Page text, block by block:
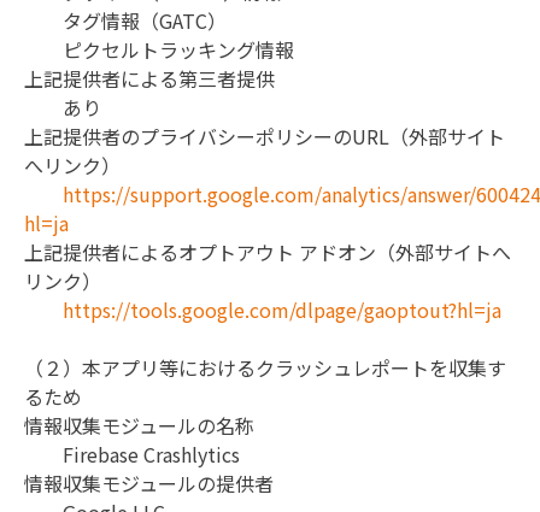
上記提供者による第三者提供
上記提供者のプライバシーポリシーのURL（外部サイト
へリンク）
https://support.google.com/analytics/answer/
hl=ja
上記提供者によるオプトアウト アドオン（外部サイトへ
リンク）
https://tools.google.com/dlpage/gaoptout?hl=ja
（２）本アプリ等におけるクラッシュレポートを収集す
るため
情報収集モジュールの名称
情報収集モジュールの提供者